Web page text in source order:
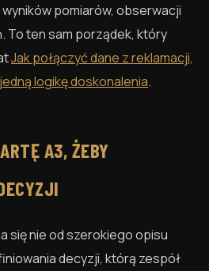
pomiarów, obserwacji
To ten sam porządek, który
Jak połączyć dane z reklamacji,
logikę doskonalenia.
A3, ŻEBY
się nie od szerokiego opisu
decyzji, którą zespół